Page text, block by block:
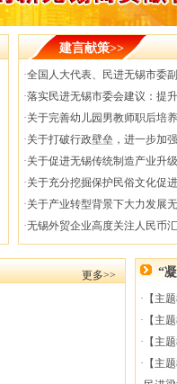
建言献策>>
·全国人大代表、民进无锡市委
·落实民进无锡市委会建议：提
·关于完善幼儿园男教师职后培
·关于打破行政壁垒，进一步加
·关于促进无锡传统制造产业升
·关于充分挖掘保护民俗文化促
·关于产业转型背景下大力发展
·无锡外贸企业高度关注人民币
更多>>
“
· 【主
· 【主
· 【主
· 【主